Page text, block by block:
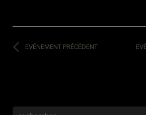
EVÉNEMENT PRÉCÉDENT